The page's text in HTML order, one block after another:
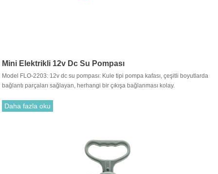
Mini Elektrikli 12v Dc Su Pompası
Model FLO-2203: 12v dc su pompası: Kule tipi pompa kafası, çeşitli boyutlarda
bağlantı parçaları sağlayan, herhangi bir çıkışa bağlanması kolay.
Daha fazla oku